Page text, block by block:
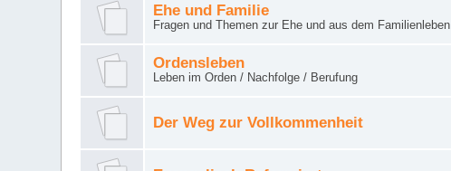
Ehe und Familie
Fragen und Themen zur Ehe und aus dem Familienleben
Ordensleben
Leben im Orden / Nachfolge / Berufung
Der Weg zur Vollkommenheit